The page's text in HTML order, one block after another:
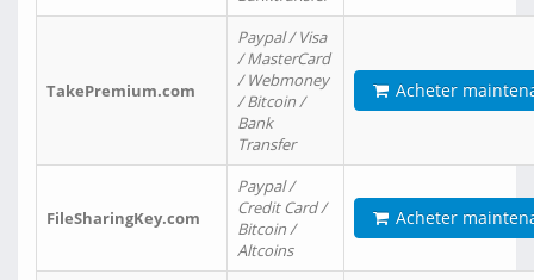
TakePremium.com
Paypal / Visa
/ MasterCard
/ Webmoney
/ Bitcoin /
Bank
Transfer
Acheter
FileSharingKey.com
Paypal /
Credit Card /
Bitcoin /
Altcoins
Acheter